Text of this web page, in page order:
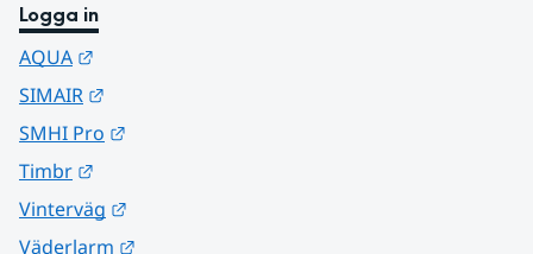
Logga in
AQUA
SIMAIR
SMHI Pro
Timbr
Vinterväg
Väderlarm